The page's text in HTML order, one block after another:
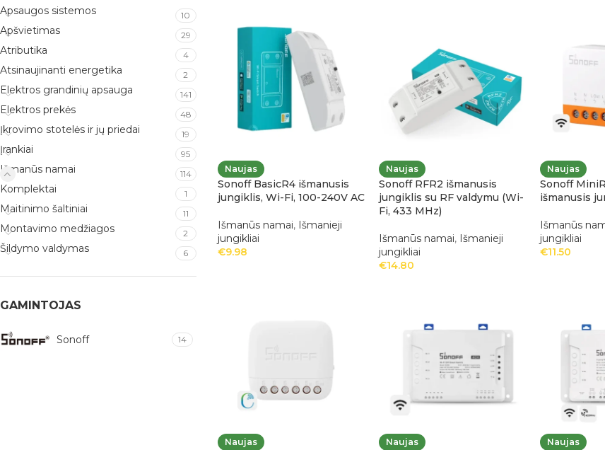
Apsaugos sistemos 10
Apšvietimas 29
Atributika 4
Atsinaujinanti energetika 2
Elektros grandinių apsauga 141
Elektros prekės 48
Įkrovimo stotelės ir jų priedai 19
Įrankiai 95
Išmanūs namai 114
Komplektai 1
Maitinimo šaltiniai 11
Montavimo medžiagos 2
Šildymo valdymas 6
GAMINTOJAS
Sonoff 14
Naujas
Sonoff BasicR4 išmanusis
jungiklis, Wi-Fi, 100-240V AC
Išmanūs namai, Išmanieji
jungikliai
€9.98
Naujas
Sonoff RFR2 išmanusis
jungiklis su RF valdymu (Wi-
Fi, 433 MHz)
Išmanūs namai, Išmanieji
jungikliai
€14.80
Naujas
Sonoff
išmanusis
Išmanūs
jungikliai
€11.50
Naujas Naujas Naujas